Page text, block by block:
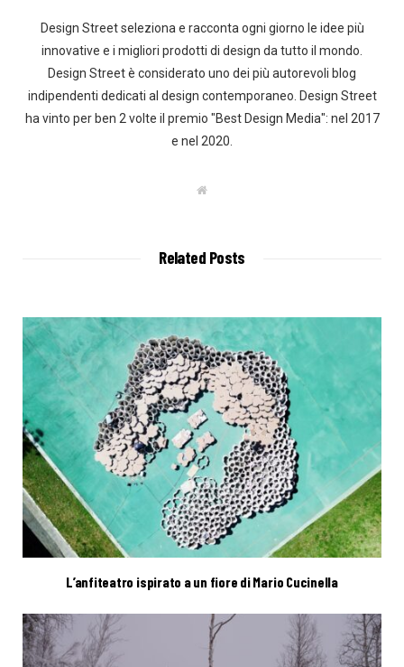
Design Street seleziona e racconta ogni giorno le idee più
innovative e i migliori prodotti di design da tutto il mondo.
Design Street è considerato uno dei più autorevoli blog
indipendenti dedicati al design contemporaneo. Design Street
ha vinto per ben 2 volte il premio "Best Design Media": nel 2017
e nel 2020.
W
Related Posts
L’anfiteatro ispirato a un fiore di Mario Cucinella